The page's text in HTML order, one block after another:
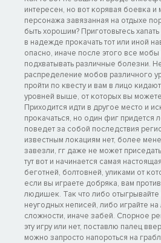
интересен, но вот корявая боевка и
персонажа завязанная на отдыхе
быть хорошим? Приготовьтесь
в надежде прокачать тот или иной
опасно, иначе после этого все мобы
подхватывать различные болезни.
распределение мобов различного
пройти по квесту и вам в лицо
уровней выше, от которых вы можете
Приходится идти в другое место и
прокачаться, но один фиг придется
поведет за собой последствия
известным локациям нет, более
завезли, гг даже не может
тут вот и начинается самая
беготней, болтовней, уликами от
если вы играете добряка, вам
людишек. Так что либо отыгрывайте
неугодных неписей, либо играйте
сложности, иначе забей. Спорное
эту игру или нет, поставлю палец
можно запросто напороться на